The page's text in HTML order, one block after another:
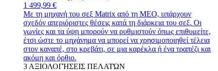
1 499,99 €
Με τη μηχανή του σεξ Matrix από τη MEO, υπάρχουν
σχεδόν απεριόριστες θέσεις κατά τη διάρκεια του σεξ. Οι
γωνίες και τα ύψη μπορούν να ρυθμιστούν όπως επιθυμείτε,
έτσι ώστε το μηχάνημα να μπορεί να χρησιμοποιηθεί τέλεια
στον καναπέ, στο κρεβάτι, σε μια καρέκλα ή ένα τραπέζι και
ακόμη και όρθιο.
3 ΑΞΙΟΛΟΓΉΣΕΙΣ ΠΕΛΑΤΏΝ